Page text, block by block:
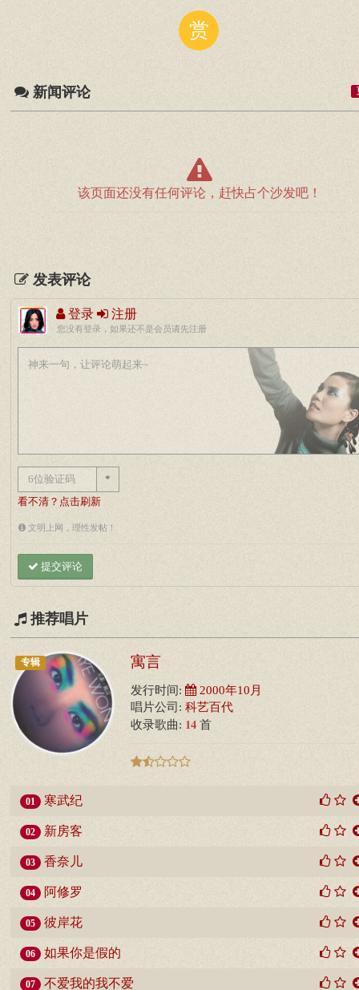
赏
新闻评论
该页面还没有任何评论，赶快占个沙发吧！
发表评论
登录 注册
您没有登录，如果还不是会员请先注册
*
看不清？点击刷新
文明上网，理性发帖！
提交评论
推荐唱片
专辑 寓言
发行时间: 2000年10月
唱片公司: 科艺百代
收录歌曲: 14 首
01 寒武纪
02 新房客
03 香奈儿
04 阿修罗
05 彼岸花
06 如果你是假的
07 不爱我的我不爱